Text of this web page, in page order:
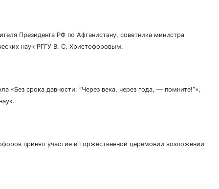
Президента РФ по Афганистану, советника министра
наук РГГУ В. С. Христофоровым.
«Без срока давности: “Через века, через года, — помните!”»,
принял участие в торжественной церемонии возложении